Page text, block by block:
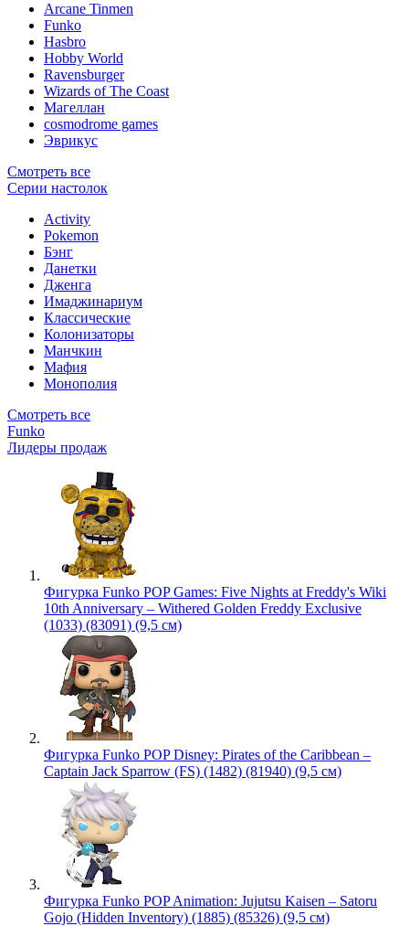
Arcane Tinmen
Funko
Hasbro
Hobby World
Ravensburger
Wizards of The Coast
Магеллан
сosmodrome games
Эврикус
Смотреть все
Серии настолок
Activity
Pokemon
Бэнг
Данетки
Дженга
Имаджинариум
Классические
Колонизаторы
Манчкин
Мафия
Монополия
Смотреть все
Funko
Лидеры продаж
Фигурка Funko POP Games: Five Nights at Freddy's Wiki
10th Anniversary – Withered Golden Freddy Exclusive
(1033) (83091) (9,5 см)
Фигурка Funko POP Disney: Pirates of the Caribbean –
Captain Jack Sparrow (FS) (1482) (81940) (9,5 см)
Фигурка Funko POP Animation: Jujutsu Kaisen – Satoru
Gojo (Hidden Inventory) (1885) (85326) (9,5 см)